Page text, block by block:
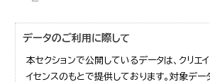
データのご利用に際して
本セクションで公開しているデータは、クリエイ
イセンスのもとで提供しております。対象デ